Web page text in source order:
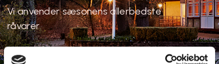
Vi anvender sæsonens allerbedste
råvarer